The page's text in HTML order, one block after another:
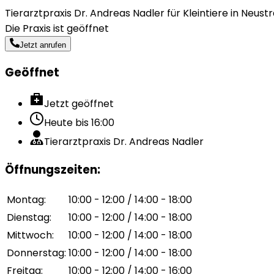
Tierarztpraxis Dr. Andreas Nadler für Kleintiere in
Die Praxis ist geöffnet
Jetzt anrufen
Geöffnet
Jetzt geöffnet
Heute bis16:00
Tierarztpraxis Dr. Andreas Nadler
Öffnungszeiten:
Montag:
10:00 - 12:00 / 14:00 - 18:00
Dienstag:
10:00 - 12:00 / 14:00 - 18:00
Mittwoch:
10:00 - 12:00 / 14:00 - 18:00
Donnerstag: 10:00 - 12:00 / 14:00 - 18:00
Freitag:
10:00 - 12:00 / 14:00 - 16:00